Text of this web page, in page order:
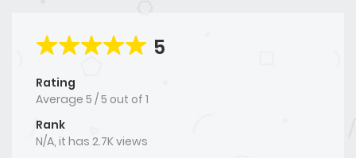
5
Rating
Average 5 /5 out of 1
Rank
N/A, it has 2.7K views